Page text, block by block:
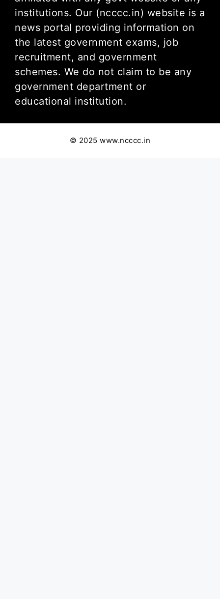
institutions. Our (ncccc.in) website is a
news portal providing information on
the latest government exams, job
recruitment, and government
schemes. We do not claim to be any
government department or
educational institution.
© 2025 www.ncccc.in